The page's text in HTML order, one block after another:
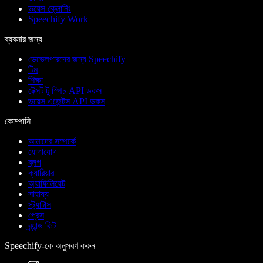
ভয়েস ক্লোনিং
Speechify Work
ব্যবসার জন্য
ডেভেলপারদের জন্য Speechify
টিম
শিক্ষা
টেক্সট টু স্পিচ API ডকস
ভয়েস এজেন্টস API ডকস
কোম্পানি
আমাদের সম্পর্কে
যোগাযোগ
ব্লগ
ক্যারিয়ার
অ্যাফিলিয়েট
সাহায্য
স্ট্যাটাস
প্রেস
ব্র্যান্ড কিট
Speechify-কে অনুসরণ করুন